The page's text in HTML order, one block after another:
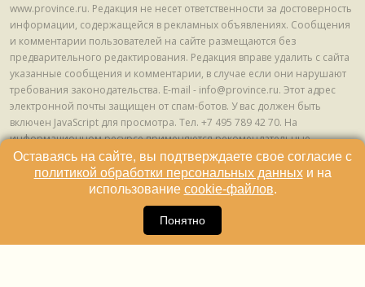
www.province.ru. Редакция не несет ответственности за достоверность
информации, содержащейся в рекламных объявлениях. Сообщения
и комментарии пользователей на сайте размещаются без
предварительного редактирования. Редакция вправе удалить с сайта
указанные сообщения и комментарии, в случае если они нарушают
требования законодательства. E-mail - info@province.ru. Этот адрес
электронной почты защищен от спам-ботов. У вас должен быть
включен JavaScript для просмотра. Tел. +7 495 789 42 70. На
информационном ресурсе применяются рекомендательные
технологии (информационные технологии предоставления
информации на основе сбора, систематизации и анализа сведений,
относящихся к предпочтениям пользователей сети "Интернет",
находящихся на территории Российской Федерации) © ООО ИД
Оставаясь на сайте, вы подтверждаете свое согласие с
политикой обработки персональных данныхи на
использование cookie-файлов.
Понятно